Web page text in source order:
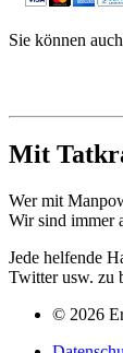
Sie können
Mit
Wer mit
Wir sind immer
Jede helfende
Twitter usw. zu
© 2026